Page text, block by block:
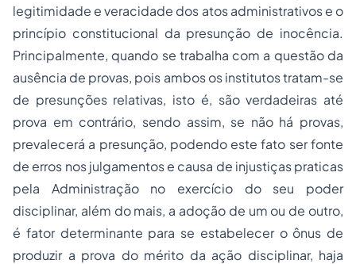
legitimidade e veracidade dos atos administrativose o
princípio constitucional da presunção de inocência.
Principalmente, quando se trabalha com a questão da
ausência de provas, pois ambos os institutos tratam-se
de presunções relativas, isto é, são verdadeiras até
prova em contrário, sendo assim, se não há provas,
prevalecerá a presunção, podendo este fato ser fonte
de erros nos julgamentos e causa de injustiças praticas
pela Administração no exercício do seu poder
disciplinar, além do mais, a adoção de um ou de outro,
é fator determinante para se estabelecer o ônus de
produzir a prova do mérito da ação disciplinar, haja